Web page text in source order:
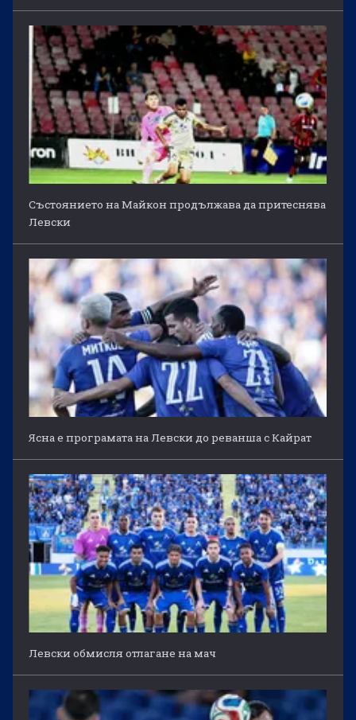
Състоянието на Майкон продължава да притеснява
Левски
Ясна е програмата на Левски до реванша с Кайрат
Левски обмисля отлагане на мач